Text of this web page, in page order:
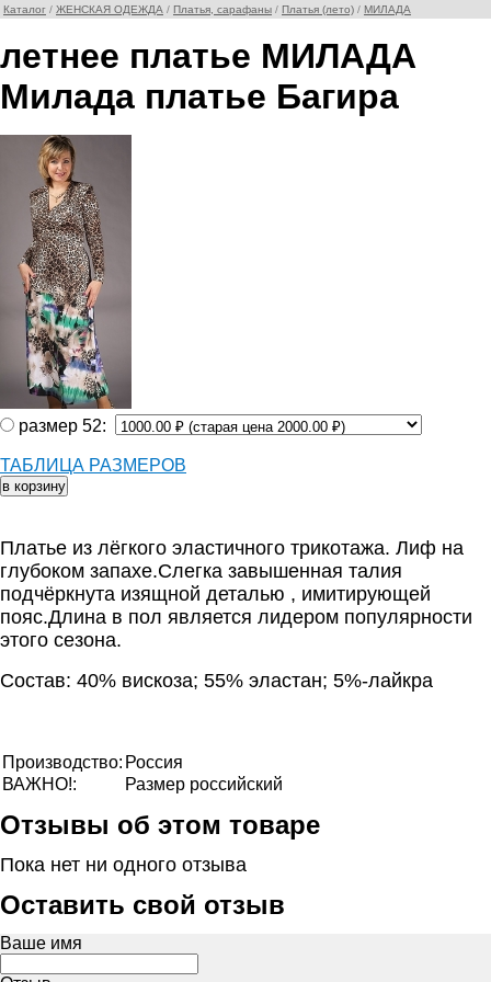
Каталог / ЖЕНСКАЯ ОДЕЖДА / Платья, сарафаны / Платья (лето) / МИЛАДА
летнее платье МИЛАДА
Милада платье Багира
размер 52:
ТАБЛИЦА РАЗМЕРОВ
Платье из лёгкого эластичного трикотажа. Лиф на
глубоком запахе.Слегка завышенная талия
подчёркнута изящной деталью , имитирующей
пояс.Длина в пол является лидером популярности
этого сезона.
Состав: 40% вискоза; 55% эластан; 5%-лайкра
Производство: Россия
ВАЖНО!:
Размер российский
Отзывы об этом товаре
Пока нет ни одного отзыва
Оставить свой отзыв
Ваше имя